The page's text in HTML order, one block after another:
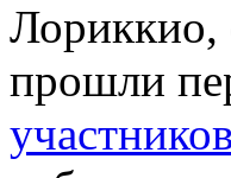
Лориккио,
прошли
участников